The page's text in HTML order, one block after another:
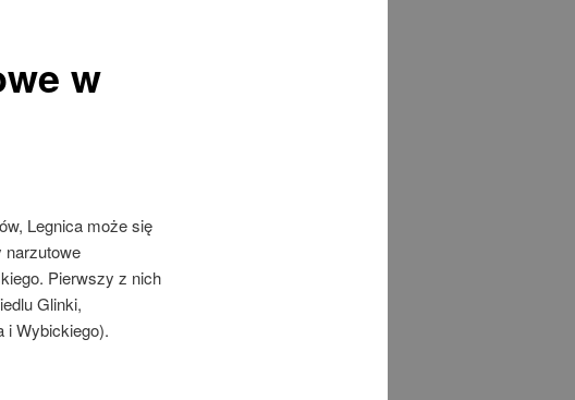
w
Legnica może się
narzutowe
Pierwszy z nich
Glinki,
i Wybickiego).